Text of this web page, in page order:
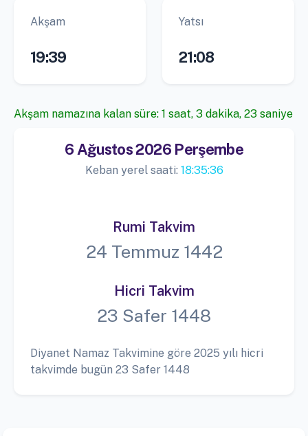
Akşam
19:39
Yatsı
21:08
Akşam namazına kalan süre: 1 saat, 3 dakika, 23 saniye
6 Ağustos 2026 Perşembe
Keban yerel saati: 18:35:36
Rumi Takvim
24 Temmuz 1442
Hicri Takvim
23 Safer 1448
Diyanet Namaz Takvimine göre 2025 yılı hicri
takvimde bugün 23 Safer 1448